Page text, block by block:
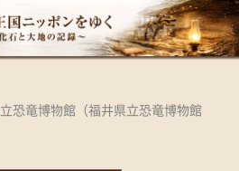
恐竜博物館（福井県立恐竜博物館